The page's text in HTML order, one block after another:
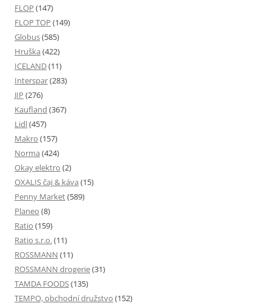
FLOP (147)
FLOP TOP (149)
Globus(585)
Hruška (422)
ICELAND(11)
Interspar(283)
JIP (276)
Kaufland (367)
Lidl(457)
Makro (157)
Norma (424)
Okay elektro (2)
OXALIS čaj & káva (15)
Penny Market(589)
Planeo (8)
Ratio (159)
Ratio s.r.o.(11)
ROSSMANN (11)
ROSSMANN drogerie(31)
TAMDA FOODS(135)
TEMPO, obchodní družstvo (152)